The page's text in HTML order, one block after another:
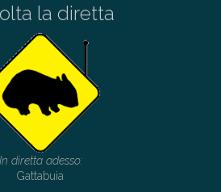
la diretta
In diretta adesso:
Gattabuia